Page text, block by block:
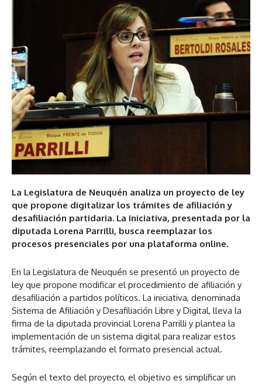
La Legislatura de Neuquén analiza un proyecto de ley
que propone digitalizar los trámites de afiliación y
desafiliación partidaria. La iniciativa, presentada por la
diputada Lorena Parrilli, busca reemplazar los
procesos presenciales por una plataforma online.
En la Legislatura de Neuquén se presentó un proyecto de
ley que propone modificar el procedimiento de afiliación y
desafiliación a partidos políticos. La iniciativa, denominada
Sistema de Afiliación y Desafiliación Libre y Digital, lleva la
firma de la diputada provincial Lorena Parrilli y plantea la
implementación de un sistema digital para realizar estos
trámites, reemplazando el formato presencial actual.
Según el texto del proyecto, el objetivo es simplificar un